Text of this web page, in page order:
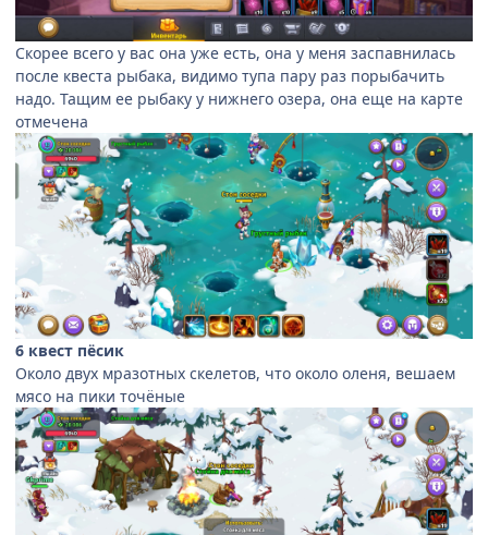
Скорее всего у вас она уже есть, она у меня заспавнилась
после квеста рыбака, видимо тупа пару раз порыбачить
надо. Тащим ее рыбаку у нижнего озера, она еще на карте
отмечена
6 квест пёсик
Около двух мразотных скелетов, что около оленя, вешаем
мясо на пики точёные